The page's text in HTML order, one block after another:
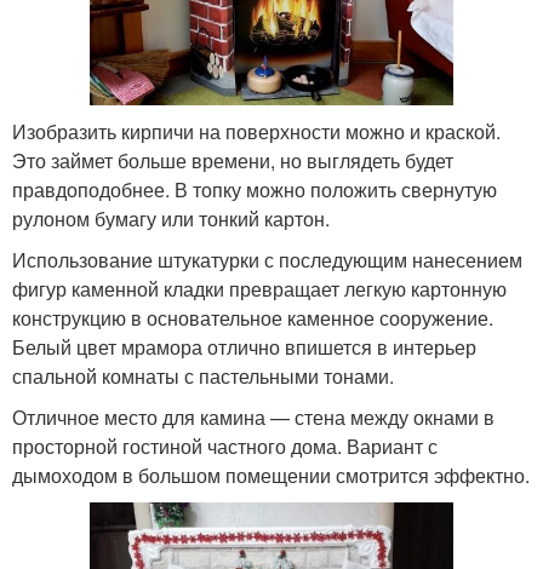
Изобразить кирпичи на поверхности можно и краской.
Это займет больше времени, но выглядеть будет
правдоподобнее. В топку можно положить свернутую
рулоном бумагу или тонкий картон.
Использование штукатурки с последующим нанесением
фигур каменной кладки превращает легкую картонную
конструкцию в основательное каменное сооружение.
Белый цвет мрамора отлично впишется в интерьер
спальной комнаты с пастельными тонами.
Отличное место для камина — стена между окнами в
просторной гостиной частного дома. Вариант с
дымоходом в большом помещении смотрится эффектно.